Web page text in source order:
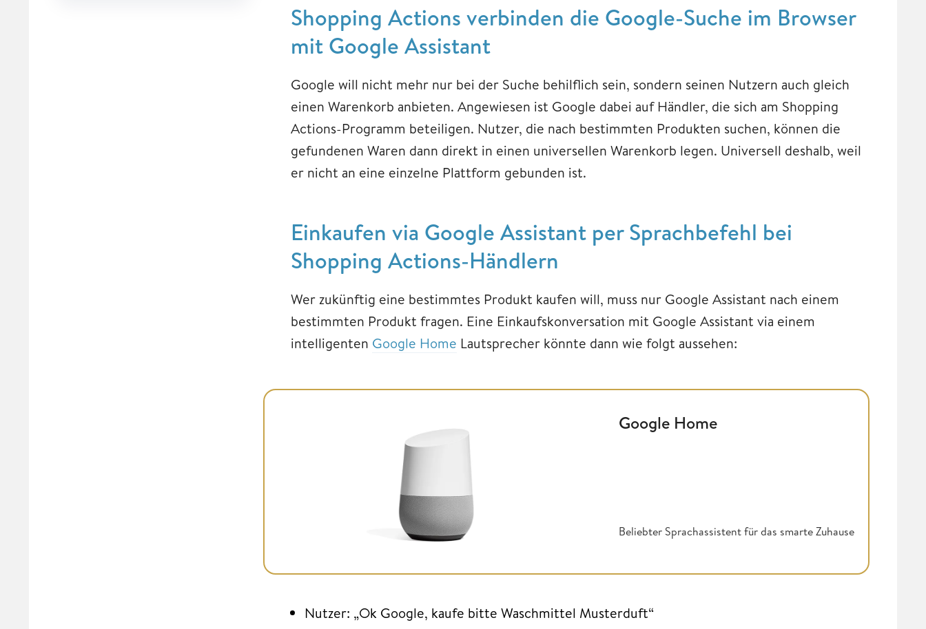
Shopping Actions verbinden die Google-Suche im Browser
mit Google Assistant
Google will nicht mehr nur bei der Suche behilflich sein, sondern seinen Nutzern auch gleich
einen Warenkorb anbieten. Angewiesen ist Google dabei auf Händler, die sich am Shopping
Actions-Programm beteiligen. Nutzer, die nach bestimmten Produkten suchen, können die
gefundenen Waren dann direkt in einen universellen Warenkorb legen. Universell deshalb, weil
er nicht an eine einzelne Plattform gebunden ist.
Einkaufen via Google Assistant per Sprachbefehl bei
Shopping Actions-Händlern
Wer zukünftig eine bestimmtes Produkt kaufen will, muss nur Google Assistant nach einem
bestimmten Produkt fragen. Eine Einkaufskonversation mit Google Assistant via einem
intelligenten Google Home Lautsprecher könnte dann wie folgt aussehen:
Google Home
Beliebter Sprachassistent für das smarte Zuhause
Nutzer: „Ok Google, kaufe bitte Waschmittel Musterduft“